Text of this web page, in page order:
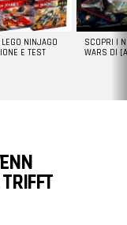
NINJAGO
E TEST
SCOPRI I
WARS DI